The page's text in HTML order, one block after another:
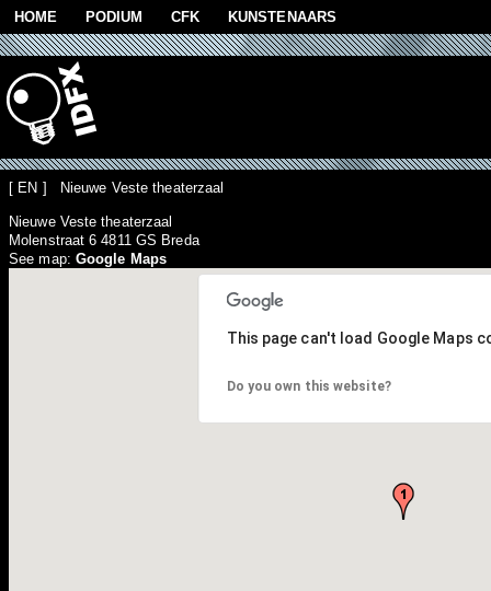
Skip to main content
HOME PODIUM CFK KUNSTENAARS
[ EN ] Nieuwe Veste theaterzaal
Nieuwe Veste theaterzaal
Molenstraat 6 4811 GS Breda
See map: Google Maps
This page can't load Google Maps
Do you own this website?